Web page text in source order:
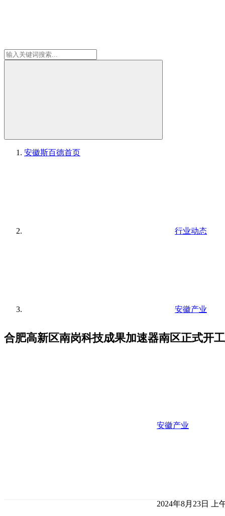
安徽斯百德首页
行业动态
安徽产业
合肥高新区南岗科技成果加速器南区正式开
安徽产业
2024年8月23日 上